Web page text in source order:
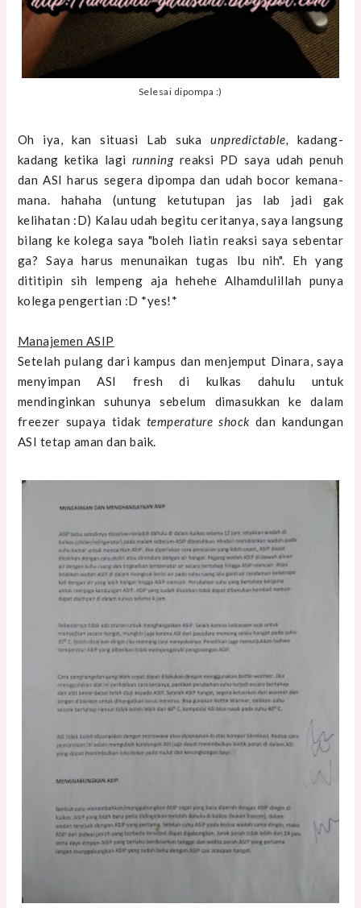
Selesai dipompa :)
Oh iya, kan situasi Lab sukaunpredictable, kadang-
kadang ketika lagi runningreaksi PD saya udah penuh
dan ASI harus segera dipompa dan udah bocor kemana-
mana. hahaha (untung ketutupan jas lab jadi gak
kelihatan :D) Kalau udah begitu ceritanya, saya langsung
bilang ke kolega saya "boleh liatin reaksi saya sebentar
ga? Saya harus menunaikan tugas Ibu nih". Eh yang
dititipin sih lempeng aja hehehe Alhamdulillah punya
kolega pengertian :D *yes!*
Manajemen ASIP
Setelah pulang dari kampus dan menjemput Dinara, saya
menyimpan ASI fresh di kulkas dahulu untuk
mendinginkan suhunya sebelum dimasukkan ke dalam
freezer supaya tidak temperature shock dan kandungan
ASI tetap aman dan baik.